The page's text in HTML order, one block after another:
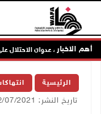
أهم الاخبار
الرئيسية
تاريخ النشر: 02/07/2021 01:31 م